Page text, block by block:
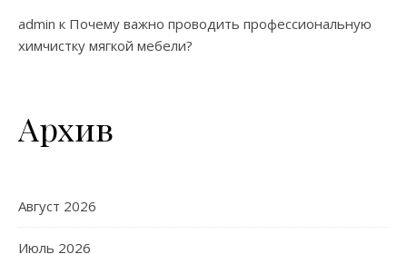
admin к Почему важно проводить профессиональную
химчистку мягкой мебели?
Архив
Август 2026
Июль 2026